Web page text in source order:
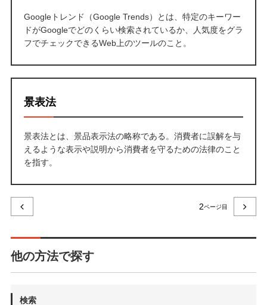
Googleトレンド（Google Trends）とは、特定のキーワー
ドがGoogleでどのくらい検索されているか、人気度をグラ
フでチェックできるWeb上のツールのこと。
景表法
景表法とは、景品表示法の略称である。消費者に誤解を与
えるような表示や説明から消費者を守るための法律のこと
を指す。
2
他の方法で探す
検索